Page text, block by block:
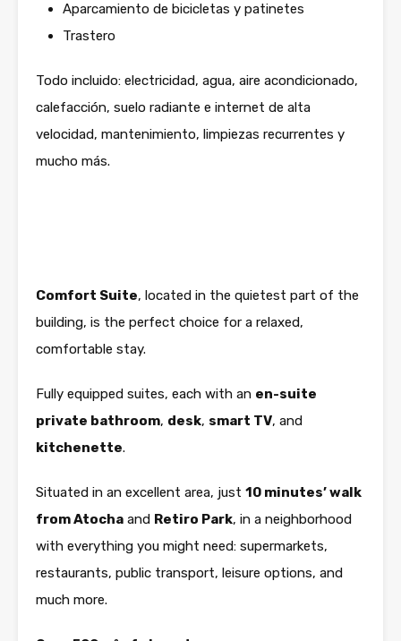
Aparcamiento de bicicletas y patinetes
Trastero
Todo incluido: electricidad, agua, aire acondicionado,
calefacción, suelo radiante e internet de alta
velocidad, mantenimiento, limpiezas recurrentes y
mucho más.
Comfort Suite, located in the quietest part of the
building, is the perfect choice for a relaxed,
comfortable stay.
Fully equipped suites, each with an en-suite
private bathroom, desk, smart TV, and
kitchenette.
Situated in an excellent area, just 10 minutes’ walk
from Atocha and Retiro Park, in a neighborhood
with everything you might need: supermarkets,
restaurants, public transport, leisure options, and
much more.